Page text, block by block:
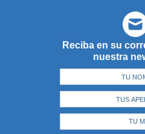
Reciba en su
nuestra